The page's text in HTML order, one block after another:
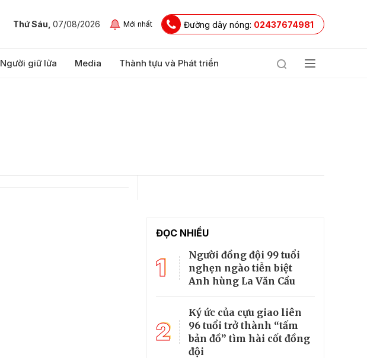
Thứ Sáu, 07/08/2026 Mới nhất Đường dây nóng: 02437674981
Người giữ lửa Media Thành tựu và Phát triển
ĐỌC NHIỀU
1
Người đồng đội 99 tuổi
nghẹn ngào tiễn biệt
Anh hùng La Văn Cầu
2
Ký ức của cựu giao liên
96 tuổi trở thành “tấm
bản đồ” tìm hài cốt đồng
đội